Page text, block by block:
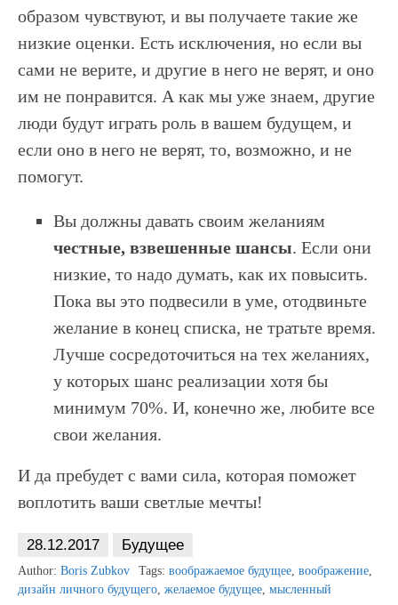
образом чувствуют, и вы получаете такие же
низкие оценки. Есть исключения, но если вы
сами не верите, и другие в него не верят, и оно
им не понравится. А как мы уже знаем, другие
люди будут играть роль в вашем будущем, и
если оно в него не верят, то, возможно, и не
помогут.
Вы должны давать своим желаниям
честные, взвешенные шансы. Если они
низкие, то надо думать, как их повысить.
Пока вы это подвесили в уме, отодвиньте
желание в конец списка, не тратьте время.
Лучше сосредоточиться на тех желаниях,
у которых шанс реализации хотя бы
минимум 70%. И, конечно же, любите все
свои желания.
И да пребудет с вами сила, которая поможет
воплотить ваши светлые мечты!
28.12.2017 Будущее
Author: Boris Zubkov Tags: воображаемое будущее воображение
дизайн личного будущего желаемое будущее мысленный